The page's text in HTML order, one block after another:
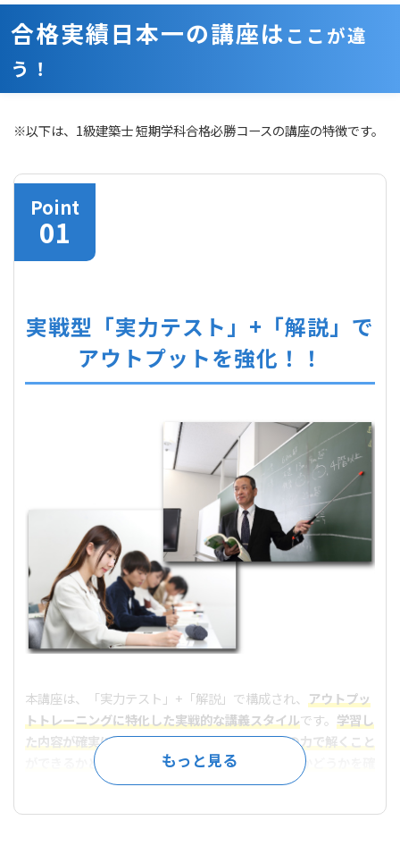
合格実績日本一の講座は ここが違
う！
※以下は、1級建築士 短期学科合格必勝コースの講座の特徴です。
Point
実戦型「実力テスト」+「解説」で
アウトプットを強化！！
本講座は、「実力テスト」+「解説」で構成され、 アウトプッ
トトレーニングに特化した実戦的な講義スタイルです。 学習し
た内容が確実に理解できているかどうか、自分の力で解くこと
ができるかどうか
、また、応用問題に対応できるかどうかを確
認しながら受講するので、着実にレベルアップできます